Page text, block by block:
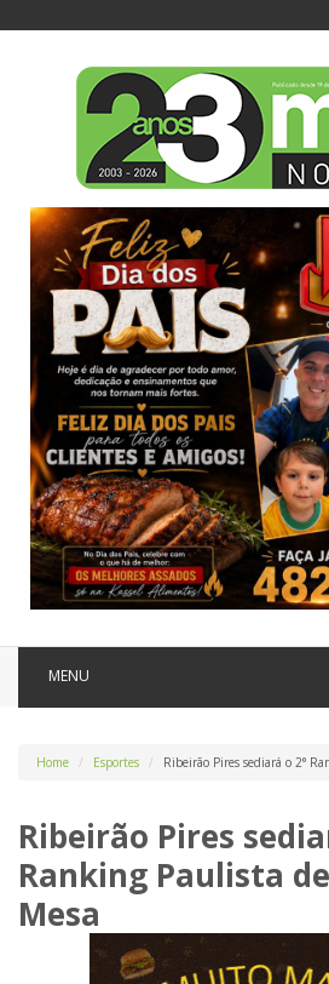
MENU
Home Esportes Ribeirão Pires sediará o 2°
Ribeirão Pires
Ranking Paulista
Mesa